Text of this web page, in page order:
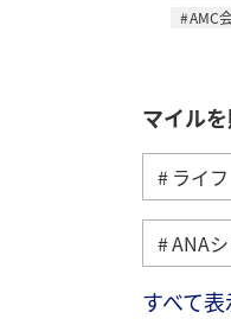
AMC
マイル
ライフ
ANA
マイル
すべて表